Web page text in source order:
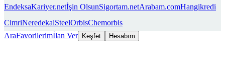
EndeksaKariyer.netİşin OlsunSigortam.netArabam.comHangikredi
CimriNeredekalSteelOrbisChemorbis
AraFavorilerimİlan Ver Keşfet Hesabım